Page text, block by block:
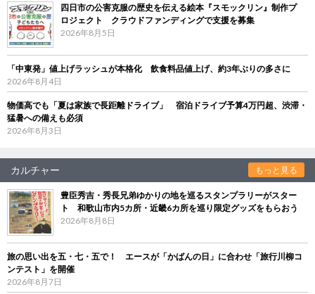
四日市の公害克服の歴史を伝える絵本『スモックリン』制作プ
ロジェクト クラウドファンディングで支援を募集
2026年8月5日
「中東発」値上げラッシュが本格化 飲食料品値上げ、約3年ぶりの多さに
2026年8月4日
物価高でも「夏は家族で長距離ドライブ」 宿泊ドライブ予算4万円超、渋滞・
猛暑への備えも必須
2026年8月3日
カルチャー もっと見る
豊臣秀吉・秀長兄弟ゆかりの地を巡るスタンプラリーがスター
ト 和歌山市内5カ所・近畿6カ所を巡り限定グッズをもらおう
2026年8月8日
旅の思い出を五・七・五で！ エースが「かばんの日」に合わせ「旅行川柳コ
ンテスト」を開催
2026年8月7日